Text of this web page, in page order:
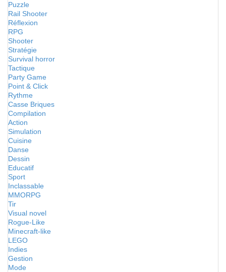
Puzzle
Rail Shooter
Réflexion
RPG
Shooter
Stratégie
Survival horror
Tactique
Party Game
Point & Click
Rythme
Casse Briques
Compilation
Action
Simulation
Cuisine
Danse
Dessin
Educatif
Sport
Inclassable
MMORPG
Tir
Visual novel
Rogue-Like
Minecraft-like
LEGO
Indies
Gestion
Mode